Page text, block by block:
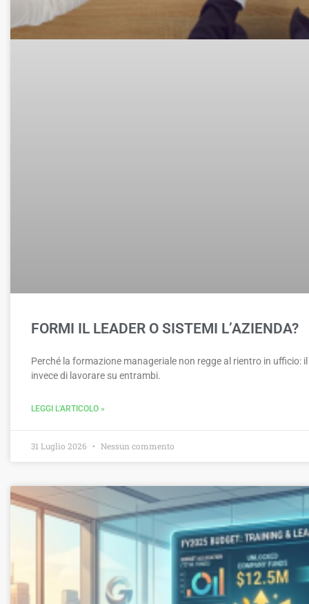
FORMI IL LEADER O SISTEMI L’AZIENDA?
Perché la formazione manageriale non regge al rientro in ufficio:
invece di lavorare su entrambi.
LEGGI L'ARTICOLO »
31 Luglio 2026 Nessun commento